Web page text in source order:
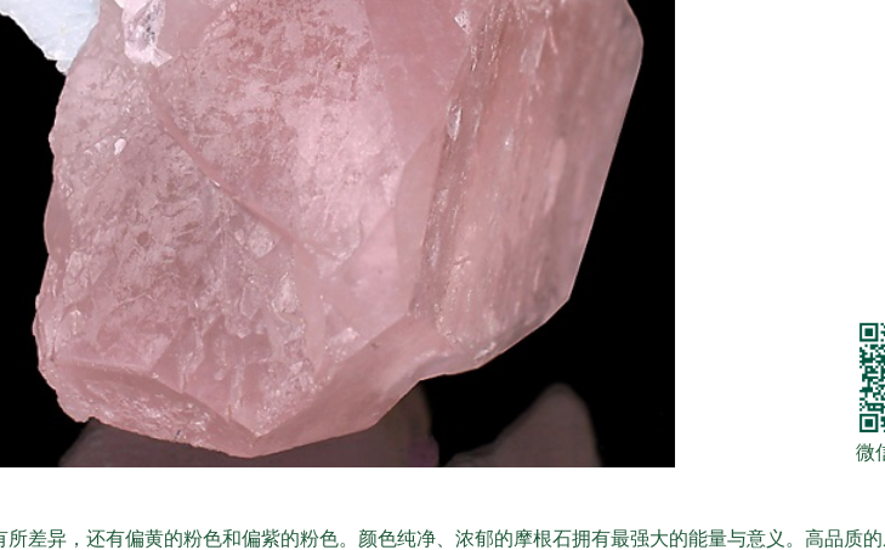
微
差异，还有偏黄的粉色和偏紫的粉色。颜色纯净、浓郁的摩根石拥有最强大的能量与意义。高品质